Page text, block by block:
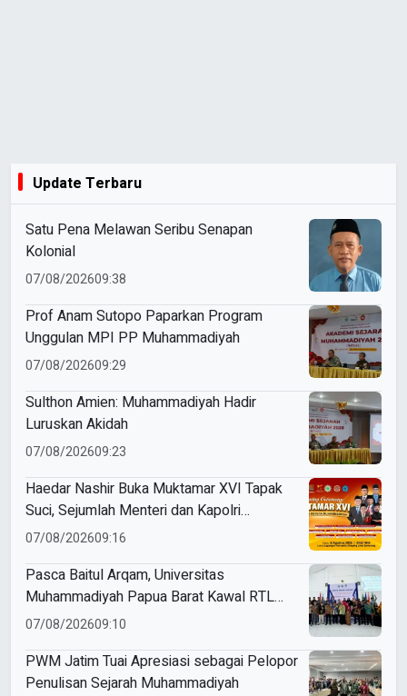
Update Terbaru
Satu Pena Melawan Seribu Senapan
Kolonial
07/08/202609:38
Prof Anam Sutopo Paparkan Program
Unggulan MPI PP Muhammadiyah
07/08/202609:29
Sulthon Amien: Muhammadiyah Hadir
Luruskan Akidah
07/08/202609:23
Haedar Nashir Buka Muktamar XVI Tapak
Suci, Sejumlah Menteri dan Kapolri
Dijadwalkan Hadir
07/08/202609:16
Pasca Baitul Arqam, Universitas
Muhammadiyah Papua Barat Kawal RTL
Peserta Selama Enam Bulan
07/08/202609:10
PWM Jatim Tuai Apresiasi sebagai Pelopor
Penulisan Sejarah Muhammadiyah